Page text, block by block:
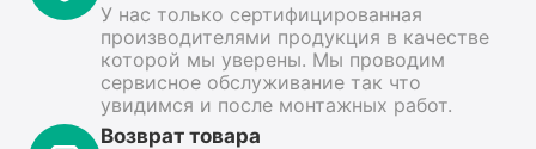
У нас только сертифицированная
производителями продукция в качестве
которой мы уверены. Мы проводим
сервисное обслуживание так что
увидимся и после монтажных работ.
Возврат товара